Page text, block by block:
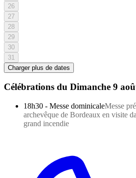
26
27
28
29
30
31
Charger plus de dates
Célébrations du Dimanche 9
18h30 - Messe dominicaleMesse
archevêque de Bordeaux en visite
grand incendie